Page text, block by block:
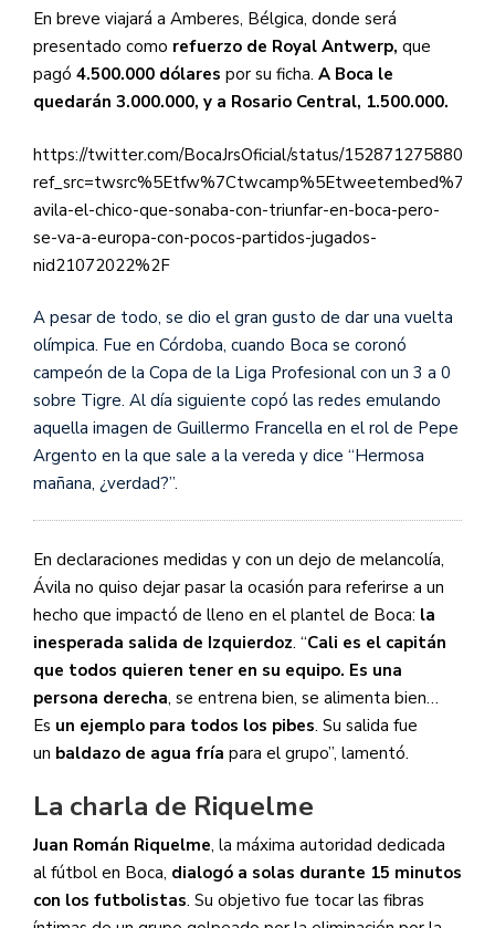
En breve viajará a Amberes, Bélgica, donde será
presentado como refuerzo de Royal Antwerp, que
pagó 4.500.000 dólares por su ficha. A Boca le
quedarán 3.000.000, y a Rosario Central, 1.500.000.
https://twitter.com/BocaJrsOficial/status/
avila-el-chico-que-sonaba-con-triunfar-en-boca-pero-
se-va-a-europa-con-pocos-partidos-jugados-
nid21072022%2F
A pesar de todo, se dio el gran gusto de dar una vuelta
olímpica. Fue en Córdoba, cuando Boca se coronó
campeón de la Copa de la Liga Profesional con un 3 a 0
sobre Tigre. Al día siguiente copó las redes emulando
aquella imagen de Guillermo Francella en el rol de Pepe
Argento en la que sale a la vereda y dice “Hermosa
mañana, ¿verdad?”.
En declaraciones medidas y con un dejo de melancolía,
Ávila no quiso dejar pasar la ocasión para referirse a un
hecho que impactó de lleno en el plantel de Boca: la
inesperada salida de Izquierdoz. “Cali es el capitán
que todos quieren tener en su equipo. Es una
persona derecha, se entrena bien, se alimenta bien…
Es un ejemplo para todos los pibes. Su salida fue
un baldazo de agua fría para el grupo”, lamentó.
La charla de Riquelme
Juan Román Riquelme, la máxima autoridad dedicada
al fútbol en Boca, dialogó a solas durante 15 minutos
con los futbolistas. Su objetivo fue tocar las fibras